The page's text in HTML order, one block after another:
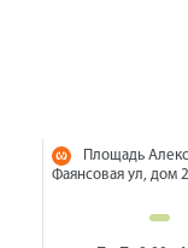
Площадь
Фаянсовая ул, дом